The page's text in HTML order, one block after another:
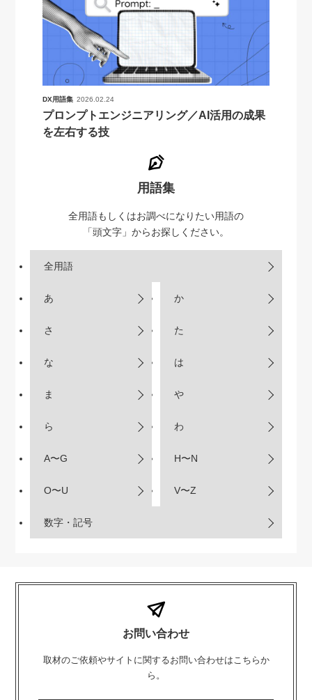
DX用語集 2026.02.24
プロンプトエンジニアリング／AI活用の成果
を左右する技
用語集
全用語もしくはお調べになりたい用語の
「頭文字」からお探しください。
全用語
あ か
さ た
な は
ま や
ら わ
A〜G H〜N
O〜U V〜Z
数字・記号
お問い合わせ
取材のご依頼やサイトに関するお問い合わせはこちらか
ら。